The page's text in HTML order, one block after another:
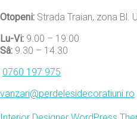
Otopeni: Strada Traian, zona Bl.
Lu-Vi: 9.00 – 19.00
Sâ: 9.30 – 14.30
0760 197 975
vanzari@perdelesidecoratiuni.ro